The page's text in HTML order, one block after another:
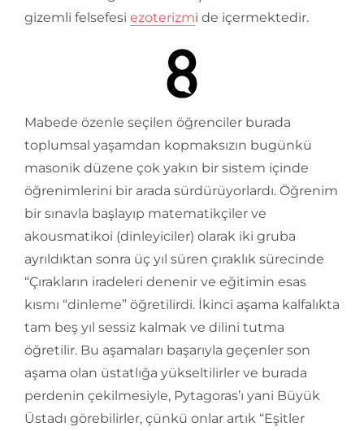
gizemli felsefesi ezoterizmi de içermektedir.
Mabede özenle seçilen öğrenciler burada
toplumsal yaşamdan kopmaksızın bugünkü
masonik düzene çok yakın bir sistem içinde
öğrenimlerini bir arada sürdürüyorlardı. Öğrenim
bir sınavla başlayıp matematikçiler ve
akousmatikoi (dinleyiciler) olarak iki gruba
ayrıldıktan sonra üç yıl süren çıraklık sürecinde
“Çırakların iradeleri denenir ve eğitimin esas
kısmı “dinleme” öğretilirdi. İkinci aşama kalfalıkta
tam beş yıl sessiz kalmak ve dilini tutma
öğretilir. Bu aşamaları başarıyla geçenler son
aşama olan üstatlığa yükseltilirler ve burada
perdenin çekilmesiyle, Pytagoras’ı yani Büyük
Üstadı görebilirler, çünkü onlar artık “Eşitler